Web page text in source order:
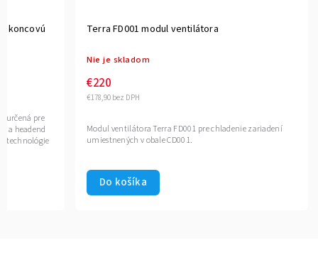
koncovú
určená pre
a headend
technológie
Terra FD001 modul ventilátora
Nie je skladom
€178,90 bez DPH
€220
Do košíka
Modul ventilátora Terra FD001 pre chladenie zariadení
umiestnených v obale CD001.